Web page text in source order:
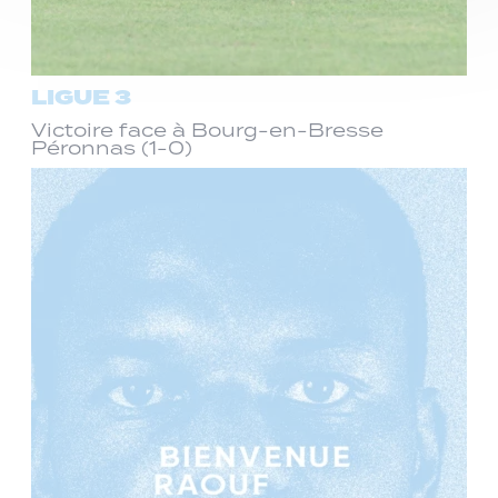
LIGUE 3
Victoire face à Bourg-en-Bresse
Péronnas (1-0)